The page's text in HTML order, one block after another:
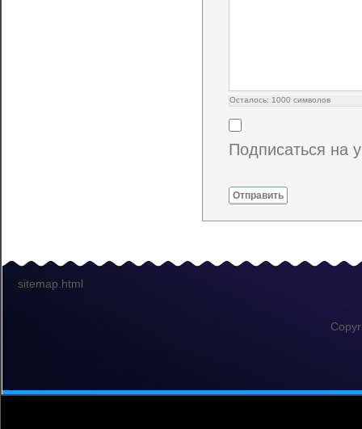
Осталось: 1000 символов
Подписаться на
Отправить
sitemap.html